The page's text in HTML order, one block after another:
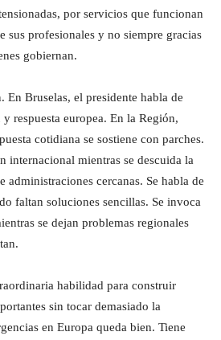
por servicios que funcionan
sus profesionales y no siempre gracias
gobiernan.
En Bruselas, el presidente habla de
respuesta europea. En la Región,
cotidiana se sostiene con parches.
internacional mientras se descuida la
administraciones cercanas. Se habla de
faltan soluciones sencillas. Se invoca
se dejan problemas regionales
habilidad para construir
sin tocar demasiado la
en Europa queda bien. Tiene